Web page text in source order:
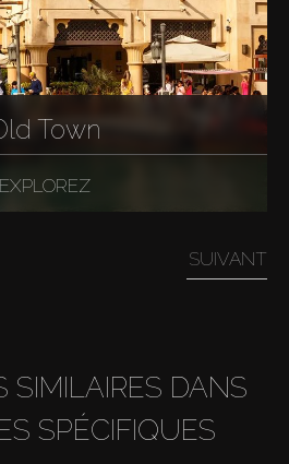
Town
EXPLOREZ
SUIVANT
SIMILAIRES DANS
SPÉCIFIQUES